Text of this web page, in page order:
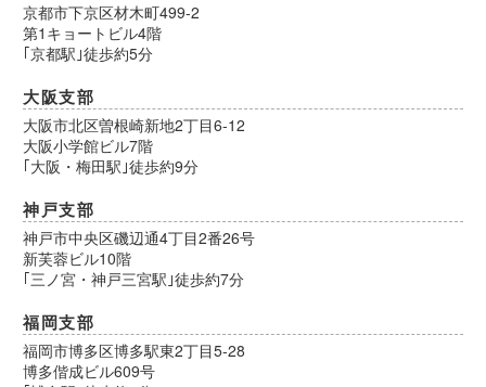
京都市下京区材木町499-2
第1キョートビル4階
｢京都駅｣徒歩約5分
大阪支部
大阪市北区曽根崎新地2丁目6-12
大阪小学館ビル7階
｢大阪・梅田駅｣徒歩約9分
神戸支部
神戸市中央区磯辺通4丁目2番26号
新芙蓉ビル10階
｢三ノ宮・神戸三宮駅｣徒歩約7分
福岡支部
福岡市博多区博多駅東2丁目5-28
博多偕成ビル609号